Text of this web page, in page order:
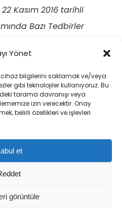
Yönet
bilgilerini saklamak ve/veya
gibi teknolojiler kullanıyoruz. Bu
tarama davranışı veya
izin verecektir. Onay
belirli özellikleri ve işlevleri
et
görüntüle
Kasım 2016 tarihli
Bazı Tedbirler
son verildiğinden bu
Bildirgesi’nde yer
Merkezleri Kurultayı resmi web